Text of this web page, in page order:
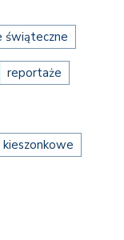
świąteczne
reportaże